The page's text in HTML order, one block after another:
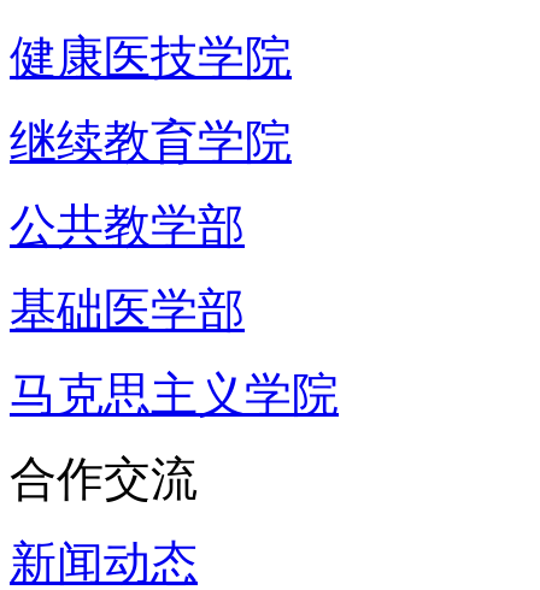
健康医技学院
继续教育学院
公共教学部
基础医学部
马克思主义学院
合作交流
新闻动态